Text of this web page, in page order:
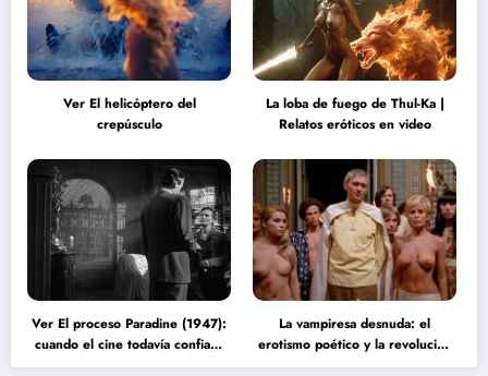
Ver El helicóptero del
crepúsculo
La loba de fuego de Thul-Ka |
Relatos eróticos en video
Ver El proceso Paradine (1947):
cuando el cine todavía confiaba
en la inteligencia del espectador
La vampiresa desnuda: el
erotismo poético y la revolución
psicodélica de Jean Rollin